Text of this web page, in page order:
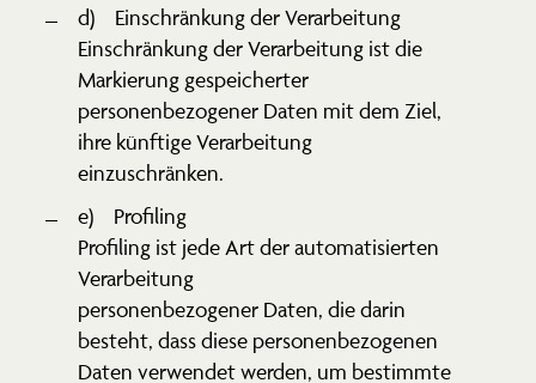
d) Einschränkung der Verar­beitung
Einschränkung der Verar­beitung ist die
Markierung gespei­cherter
perso­nen­be­zo­gener Daten mit dem Ziel,
ihre künftige Verar­beitung
einzu­schränken.
e) Profiling
Profiling ist jede Art der automa­ti­sierten
Verar­beitung
perso­nen­be­zo­gener Daten, die darin
besteht, dass diese perso­nen­be­zo­genen
Daten verwendet werden, um bestimmte